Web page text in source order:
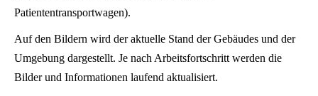
Patiententransportwagen).
Auf den Bildern wird der aktuelle Stand der Gebäudes und der
Umgebung dargestellt. Je nach Arbeitsfortschritt werden die
Bilder und Informationen laufend aktualisiert.